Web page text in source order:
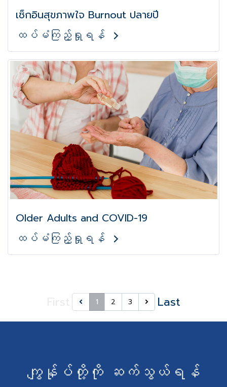
เช็กอินสุขภาพใจ Burnout ปลายปี
ထပ်မံကြည့်ရှုရန်
Older Adults and COVID-19
ထပ်မံကြည့်ရှုရန်
1 2 3 Last
ကျွန်ုပ်တို့ကို ဆက်သွယ်ရန်